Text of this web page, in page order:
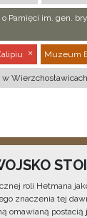
Pamięci im. gen.
Muzeum
Wierzchosławicach
STOI
roli Hetmana
znaczenia tej
omawianą postacią